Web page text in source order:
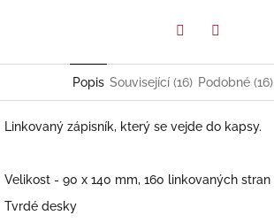
Popis Související (16) Podobné (16)
Linkovaný zápisník, který se vejde do kapsy.
Velikost - 90 x 140 mm, 160 linkovaných stran
Tvrdé desky